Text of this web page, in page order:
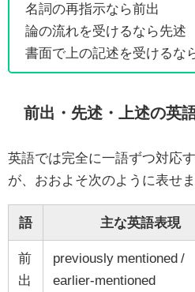
名詞の再指示なら前出
論の流れを受けるなら先述
書面で上の記述を受けるな
前出・先述・上述の英
英語では完全に一語ずつ対応
が、おおよそ次のように表せま
語 主な英語表現
前
出
previously mentioned /
earlier-mentioned